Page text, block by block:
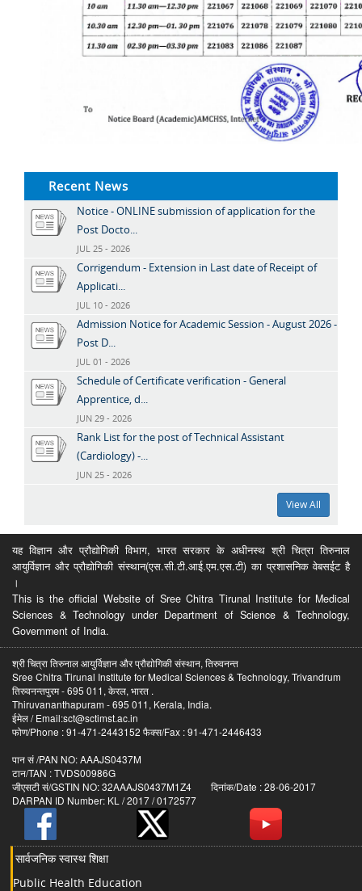
Recent News
Notice - ONLINE submission of application for the
Post Docto...
JUL 25 - 2026
Corrigendum - Extension in Last date of Receipt of
Applicati...
JUL 10 - 2026
Admission Notice for Academic Session - August 2026 -
Post D...
JUL 01 - 2026
Schedule of Certificate verification - General
Apprentice, d...
JUN 29 - 2026
Rank List for the post of Technical Assistant
(Cardiology) -...
JUN 25 - 2026
View All
यह विज्ञान और प्रौद्योगिकी विभाग, भारत सरकार के अधीनस्थ श्री चित्रा तिरुनाल
आयुर्विज्ञान और प्रौद्योगिकी संस्थान(एस.सी.टी.आई.एम.एस.टी) का प्रशासनिक वेबसईट है
।
This is the official Website of Sree Chitra Tirunal Institute for Medical
Sciences & Technology under Department of Science & Technology,
Government of India.
श्री चित्रा तिरुनाल आयुर्विज्ञान और प्रौद्योगिकी संस्थान, तिरुवनन्त
Sree Chitra Tirunal Institute for Medical Sciences & Technology, Trivandrum
तिरुवनन्तपुरम - 695 011, केरल, भारत .
Thiruvananthapuram - 695 011, Kerala, India.
ईमेल / Email:sct@sctimst.ac.in
फोण/Phone : 91-471-2443152 फैक्स/Fax : 91-471-2446433
पान सं /PAN NO: AAAJS0437M
टान/TAN : TVDS00986G
जीएसटी सं/GSTIN NO: 32AAAJS0437M1Z4 दिनांक/Date : 28-06-2017
DARPAN ID Number: KL / 2017 / 0172577
सार्वजनिक स्वास्थ शिक्षा
Public Health Education